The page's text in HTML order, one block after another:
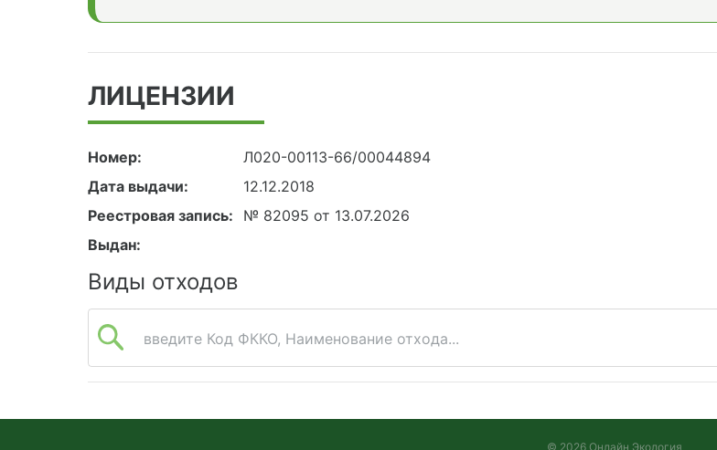
ЛИЦЕНЗИИ
Номер:
Л020-00113-66/00044894
Дата выдачи:
12.12.2018
Реестровая запись:
№ 82095 от 13.07.2026
Выдан:
Виды отходов
введите Код ФККО, Наименование отхода...
© 2026 Онлайн Экология